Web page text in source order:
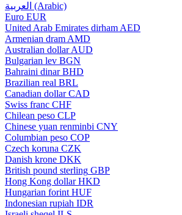
العربية (Arabic)
Euro EUR
United Arab Emirates dirham AED
Armenian dram AMD
Australian dollar AUD
Bulgarian lev BGN
Bahraini dinar BHD
Brazilian real BRL
Canadian dollar CAD
Swiss franc CHF
Chilean peso CLP
Chinese yuan renminbi CNY
Columbian peso COP
Czech koruna CZK
Danish krone DKK
British pound sterling GBP
Hong Kong dollar HKD
Hungarian forint HUF
Indonesian rupiah IDR